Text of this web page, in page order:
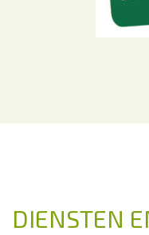
DIENSTEN